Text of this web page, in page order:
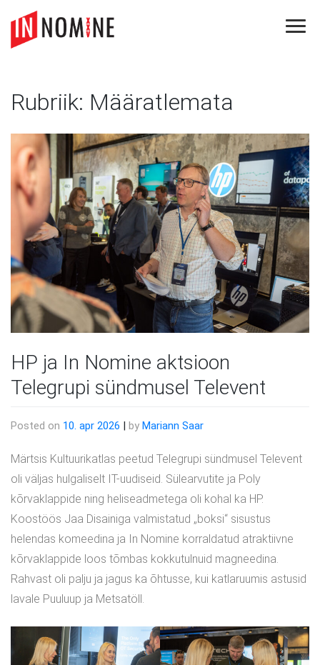
content
Rubriik: Määratlemata
HP ja In Nomine aktsioon
Telegrupi sündmusel Televent
Posted on 10. apr 2026 | by Mariann Saar
Märtsis Kultuurikatlas peetud Telegrupi sündmusel Televent
oli väljas hulgaliselt IT-uudiseid. Sülearvutite ja Poly
kõrvaklappide ning heliseadmetega oli kohal ka HP.
Koostöös Jaa Disainiga valmistatud „boksi“ sisustus
helendas komeedina ja In Nomine korraldatud atraktiivne
kõrvaklappide loos tõmbas kokkutulnuid magneedina.
Rahvast oli palju ja jagus ka õhtusse, kui katlaruumis astusid
lavale Puuluup ja Metsatöll.